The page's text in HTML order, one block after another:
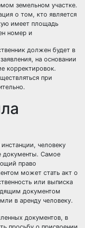
земельном участке.
о том, кто является
имеет площадь
номер и
должен будет в
на основании
корректировок.
при
человеку
документы. Самое
право
может стать акт о
или выписка
документом
в аренду человеку.
документов, в